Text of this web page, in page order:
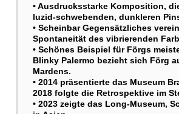
• Ausdrucksstarke Komposition,
luzid-schwebenden, dunkleren
• Scheinbar Gegensätzliches
Spontaneität des vibrierenden
• Schönes Beispiel für Förgs
Blinky Palermo bezieht sich Förg
Mardens.
• 2014 präsentierte das Museum
2018 folgte die Retrospektive im
• 2023 zeigte das Long-Museum,